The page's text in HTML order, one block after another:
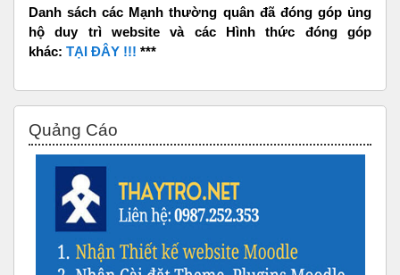
Danh sách các Mạnh thường quân đã đóng góp ủng
hộ duy trì website và các Hình thức đóng góp
khác: TẠI ĐÂY !!! ***
Quảng Cáo